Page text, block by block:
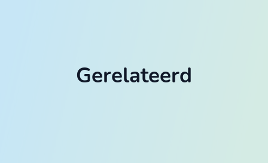
Gerelateerd